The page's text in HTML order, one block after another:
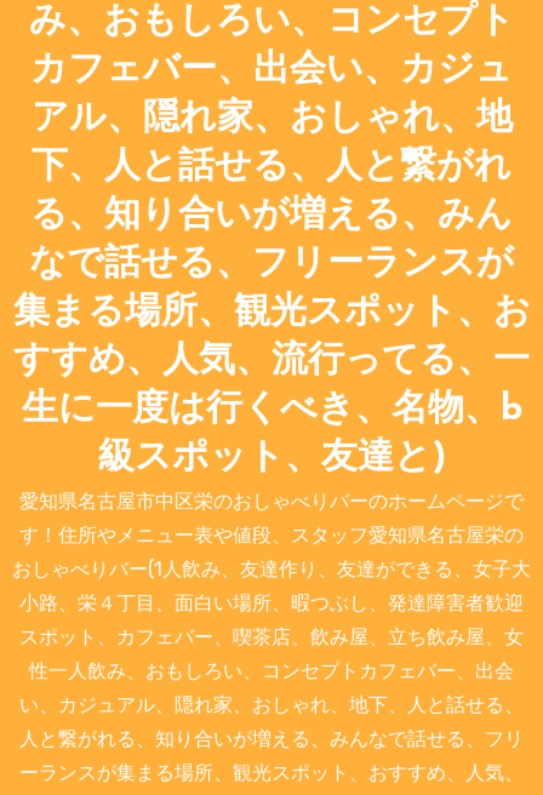
み、おもしろい、コンセプト
カフェバー、出会い、カジュ
アル、隠れ家、おしゃれ、地
下、人と話せる、人と繋がれ
る、知り合いが増える、みん
なで話せる、フリーランスが
集まる場所、観光スポット、お
すすめ、人気、流行ってる、一
生に一度は行くべき、名物、b
級スポット、友達と)
愛知県名古屋市中区栄のおしゃべりバーのホームページで
す！住所やメニュー表や値段、スタッフ愛知県名古屋栄の
おしゃべりバー(1人飲み、友達作り、友達ができる、女子大
小路、栄４丁目、面白い場所、暇つぶし、発達障害者歓迎
スポット、カフェバー、喫茶店、飲み屋、立ち飲み屋、女
性一人飲み、おもしろい、コンセプトカフェバー、出会
い、カジュアル、隠れ家、おしゃれ、地下、人と話せる、
人と繋がれる、知り合いが増える、みんなで話せる、フリ
ーランスが集まる場所、観光スポット、おすすめ、人気、